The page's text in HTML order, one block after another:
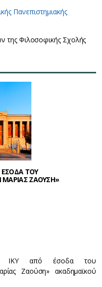
Πανεπιστημιακής
της Φιλοσοφικής Σχολής
ΤΟΥ
ΖΑΟΥΣΗ»
ΙΚΥ από έσοδα του
Ζαούση» ακαδημαϊκού